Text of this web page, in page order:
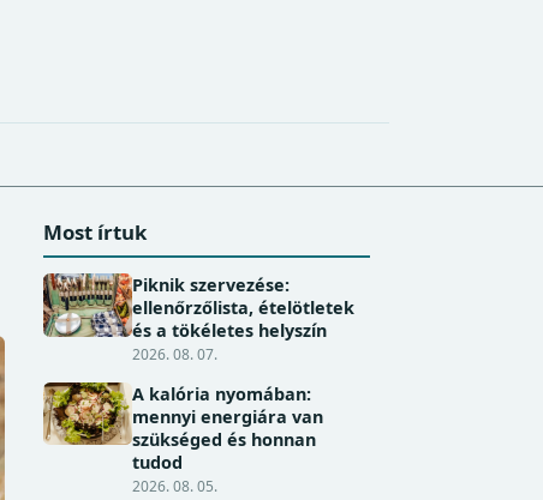
Most írtuk
Piknik szervezése:
ellenőrzőlista, ételötletek
és a tökéletes helyszín
2026. 08. 07.
A kalória nyomában:
mennyi energiára van
szükséged és honnan
tudod
2026. 08. 05.